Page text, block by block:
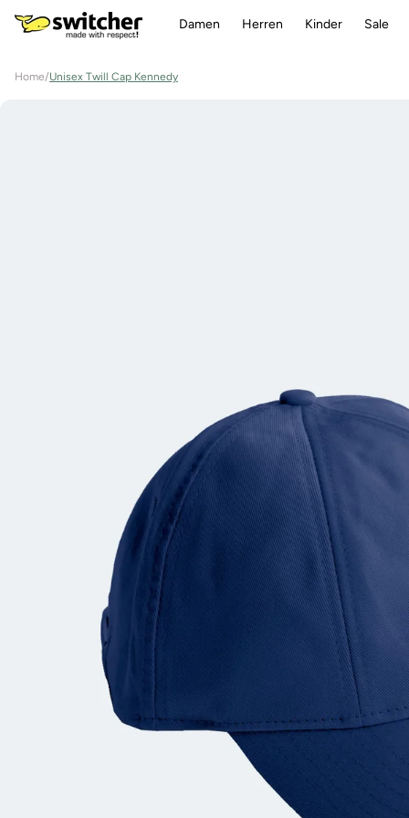
zum
Inhalt
Damen Herren Kinder Sale
Home/Unisex Twill Cap Kennedy